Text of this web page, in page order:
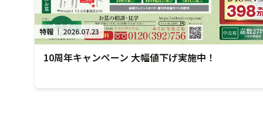
特報｜2026.07.23
10周年キャンペーン 大幅値下げ実施中！